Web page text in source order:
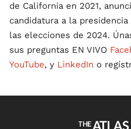
de California en 2021,
candidatura a la
las elecciones de 2024.
sus preguntas EN VIVO
YouTube, y LinkedIn o